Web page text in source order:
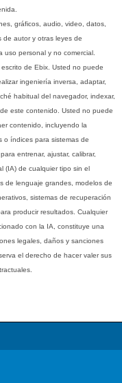
gráficos, audio, video, datos,
de autor y otras leyes de
personal y no comercial.
de Ebix. Usted no puede
ingeniería inversa, adaptar,
habitual del navegador, indexar,
este contenido. Usted no puede
contenido, incluyendo la
o índices para sistemas de
entrenar, ajustar, calibrar,
(IA) de cualquier tipo sin el
de lenguaje grandes, modelos de
sistemas de recuperación
producir resultados. Cualquier
con la IA, constituye una
legales, daños y sanciones
el derecho de hacer valer sus